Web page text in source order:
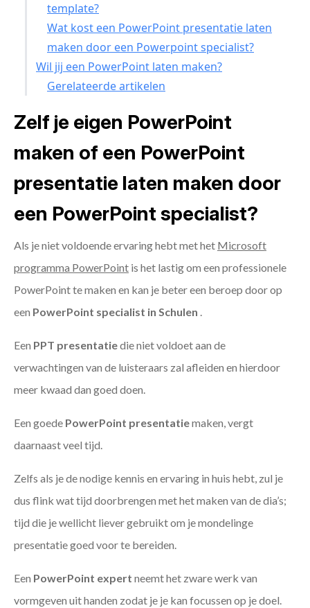
template?
Wat kost een PowerPoint presentatie laten
maken door een Powerpoint specialist?
Wil jij een PowerPoint laten maken?
Gerelateerde artikelen
Zelf je eigen PowerPoint
maken of een PowerPoint
presentatie laten maken door
een PowerPoint specialist?
Als je niet voldoende ervaring hebt met het Microsoft
programma PowerPoint is het lastig om een professionele
PowerPoint te maken en kan je beter een beroep door op
een PowerPoint specialist in Schulen .
Een PPT presentatiedie niet voldoet aan de
verwachtingen van de luisteraars zal afleiden en hierdoor
meer kwaad dan goed doen.
Een goede PowerPoint presentatiemaken, vergt
daarnaast veel tijd.
Zelfs als je de nodige kennis en ervaring in huis hebt, zul je
dus flink wat tijd doorbrengen met het maken van de dia’s;
tijd die je wellicht liever gebruikt om je mondelinge
presentatie goed voor te bereiden.
Een PowerPoint expert neemt het zware werk van
vormgeven uit handen zodat je je kan focussen op je doel.